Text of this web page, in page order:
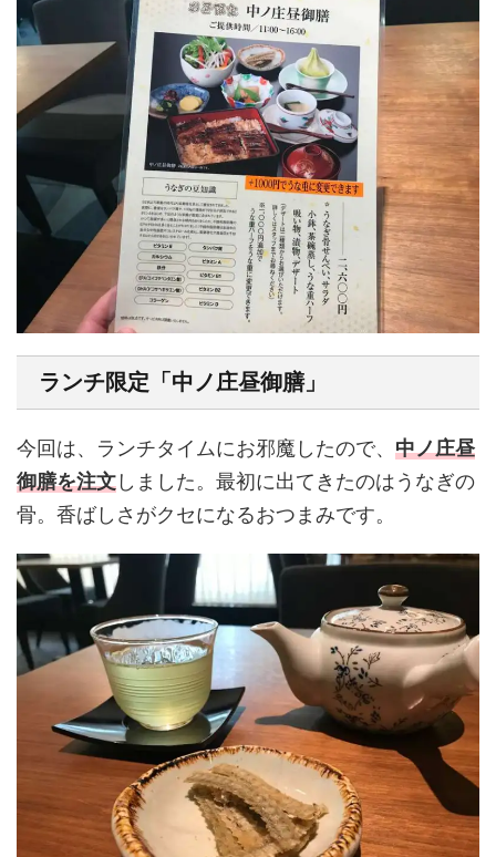
ランチ限定「中ノ庄昼御膳」
今回は、ランチタイムにお邪魔したので、 中ノ庄昼
御膳を注文しました。最初に出てきたのはうなぎの
骨。香ばしさがクセになるおつまみです。